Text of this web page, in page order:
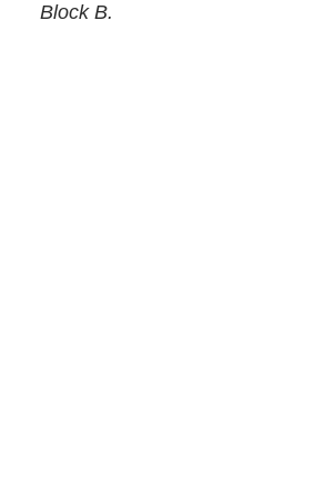
Block B.